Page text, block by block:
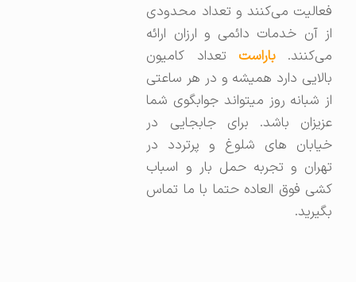
فعالیت می‌کنند و تعداد محدودی
از آن خدمات دائمی و ارزان ارائه
می‌کنند.باراست تعداد کامیون
بالایی دارد همیشه و در هر ساعتی
از شبانه روز میتواند جوابگوی شما
عزیزان باشد. برای جابجایی در
خیابان های شلوغ و پرتردد در
تهران و تجربه حمل بار و اسباب
کشی فوق العاده حتما با ما تماس
بگیرید.